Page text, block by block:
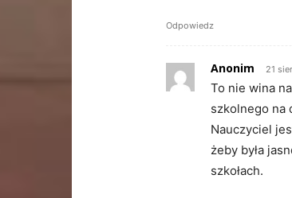
Odpowiedz
Anonim 21
To nie wina
szkolnego na
Nauczyciel
żeby była
szkołach.